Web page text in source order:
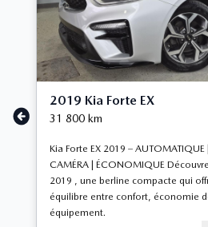
2019 Kia Forte EX
31 800 km
Kia Forte EX 2019 – AUTOMATIQUE |
CAMÉRA | ÉCONOMIQUE
2019 , une berline compacte qui
équilibre entre confort, économie
équipement.